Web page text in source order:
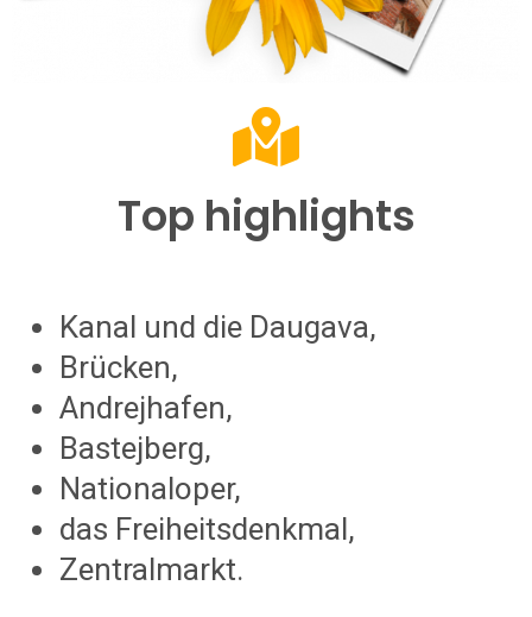
Top highlights
Kanal und die Daugava,
Brücken,
Andrejhafen,
Bastejberg,
Nationaloper,
das Freiheitsdenkmal,
Zentralmarkt.